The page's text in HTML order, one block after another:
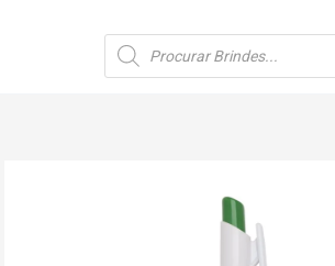
Pesquisar
produtos